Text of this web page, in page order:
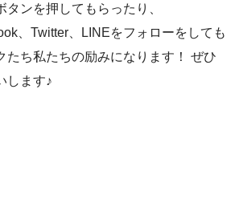
タンを押してもらったり、
、Twitter、LINEをフォローをしても
たち私たちの励みになります！ ぜひ
します♪